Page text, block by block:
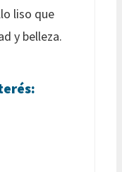
liso que
y belleza.